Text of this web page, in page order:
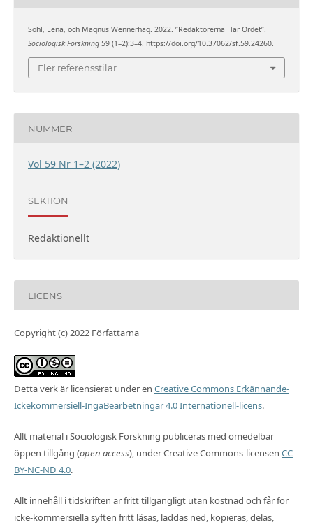
Sohl, Lena, och Magnus Wennerhag. 2022. ”Redaktörerna Har Ordet”.
Sociologisk Forskning59 (1–2):3–4. https://doi.org/10.37062/sf.59.24260.
Fler referensstilar
NUMMER
Vol 59 Nr 1–2 (2022)
SEKTION
Redaktionellt
LICENS
Copyright (c) 2022 Författarna
Detta verk är licensierat under en Creative Commons Erkännande-
Ickekommersiell-IngaBearbetningar 4.0 Internationell-licens.
Allt material i Sociologisk Forskning publiceras med omedelbar
öppen tillgång (open access), under Creative Commons-licensen CC
BY-NC-ND 4.0.
Allt innehåll i tidskriften är fritt tillgängligt utan kostnad och får för
icke-kommersiella syften fritt läsas, laddas ned, kopieras, delas,